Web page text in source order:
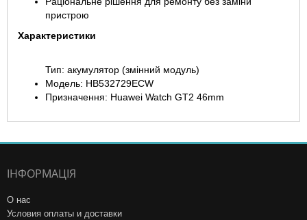
пристрою
Характеристики
Тип: акумулятор (змінний модуль)
Модель: HB532729ECW
Призначення: Huawei Watch GT2 46mm
ІНФОРМАЦІЯ
О нас
Условия оплаты и доставки